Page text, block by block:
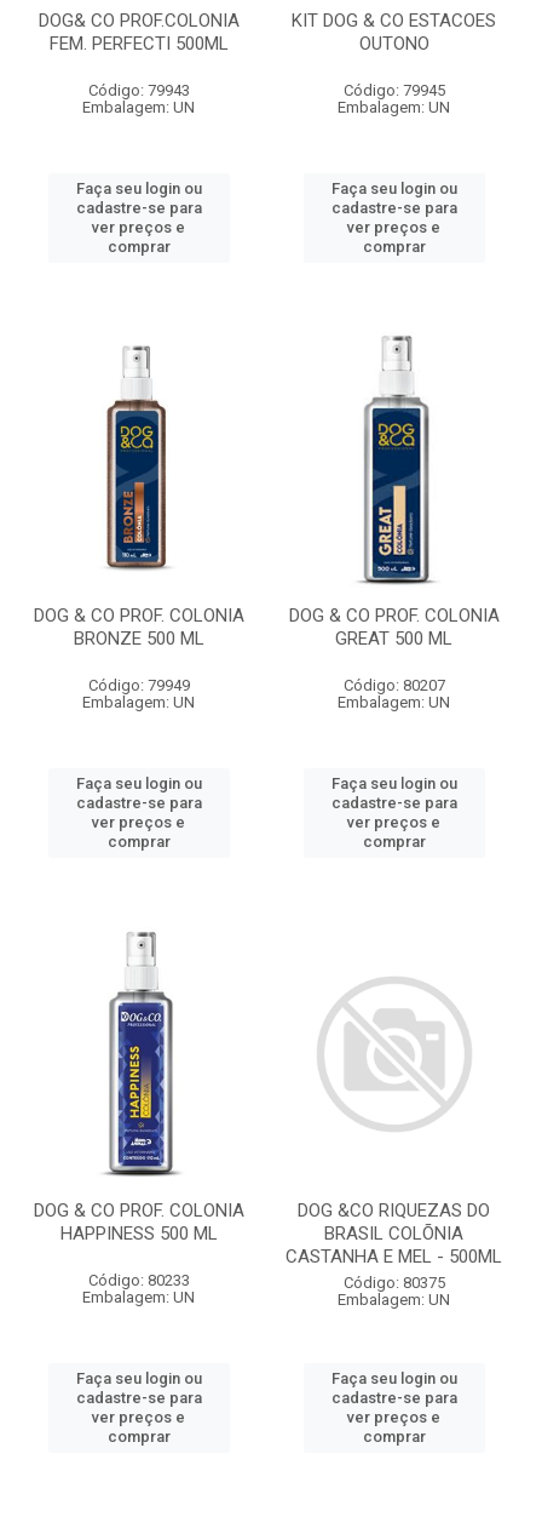
DOG& CO PROF.COLONIA
FEM. PERFECTI 500ML
Código: 79943
Embalagem: UN
Faça seu login ou
cadastre-se para
ver preços e
comprar
KIT DOG & CO ESTACOES
OUTONO
Código: 79945
Embalagem: UN
Faça seu login ou
cadastre-se para
ver preços e
comprar
DOG & CO PROF. COLONIA
BRONZE 500 ML
Código: 79949
Embalagem: UN
Faça seu login ou
cadastre-se para
ver preços e
comprar
DOG & CO PROF. COLONIA
GREAT 500 ML
Código: 80207
Embalagem: UN
Faça seu login ou
cadastre-se para
ver preços e
comprar
DOG & CO PROF. COLONIA
HAPPINESS 500 ML
Código: 80233
Embalagem: UN
Faça seu login ou
cadastre-se para
ver preços e
comprar
DOG &CO RIQUEZAS DO
BRASIL COLÕNIA
CASTANHA E MEL - 500ML
Código: 80375
Embalagem: UN
Faça seu login ou
cadastre-se para
ver preços e
comprar